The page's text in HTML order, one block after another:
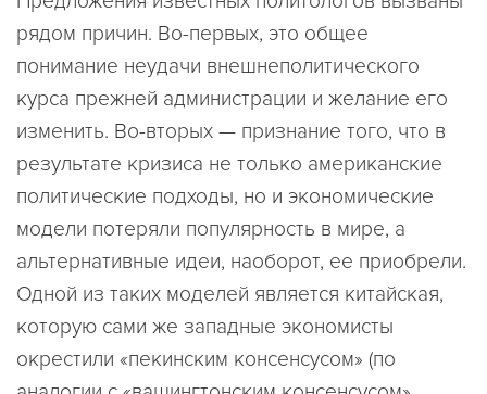
рядом причин. Во-первых, это общее
понимание неудачи внешнеполитического
курса прежней администрации и желание его
изменить. Во-вторых — признание того, что в
результате кризиса не только американские
политические подходы, но и экономические
модели потеряли популярность в мире, а
альтернативные идеи, наоборот, ее приобрели.
Одной из таких моделей является китайская,
которую сами же западные экономисты
окрестили «пекинским консенсусом» (по